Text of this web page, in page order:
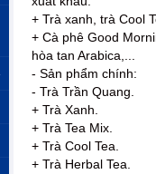
+ Trà xanh, trà Cool
+ Cà phê Good
hòa tan Arabica,...
- Sản phẩm chính:
- Trà Trần Quang.
+ Trà Xanh.
+ Trà Tea Mix.
+ Trà Cool Tea.
+ Trà Herbal Tea.